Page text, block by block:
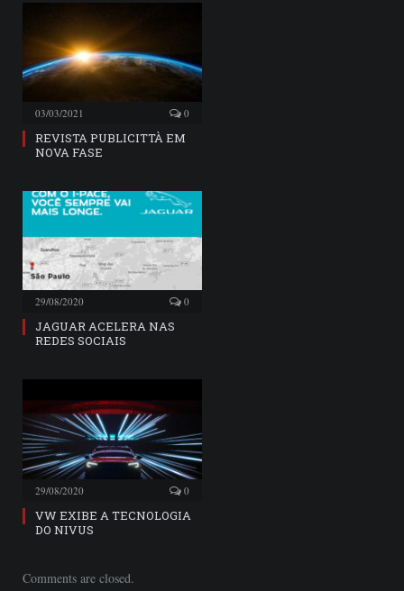
03/03/2021 0
REVISTA PUBLICITTÀ EM
NOVA FASE
29/08/2020 0
JAGUAR ACELERA NAS
REDES SOCIAIS
29/08/2020 0
VW EXIBE A TECNOLOGIA
DO NIVUS
Comments are closed.